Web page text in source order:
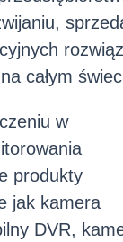
całym
w
produkty
jak kamera
DVR,